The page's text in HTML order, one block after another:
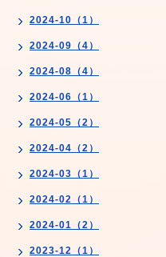
2024-10（1）
2024-09（4）
2024-08（4）
2024-06（1）
2024-05（2）
2024-04（2）
2024-03（1）
2024-02（1）
2024-01（2）
2023-12（1）